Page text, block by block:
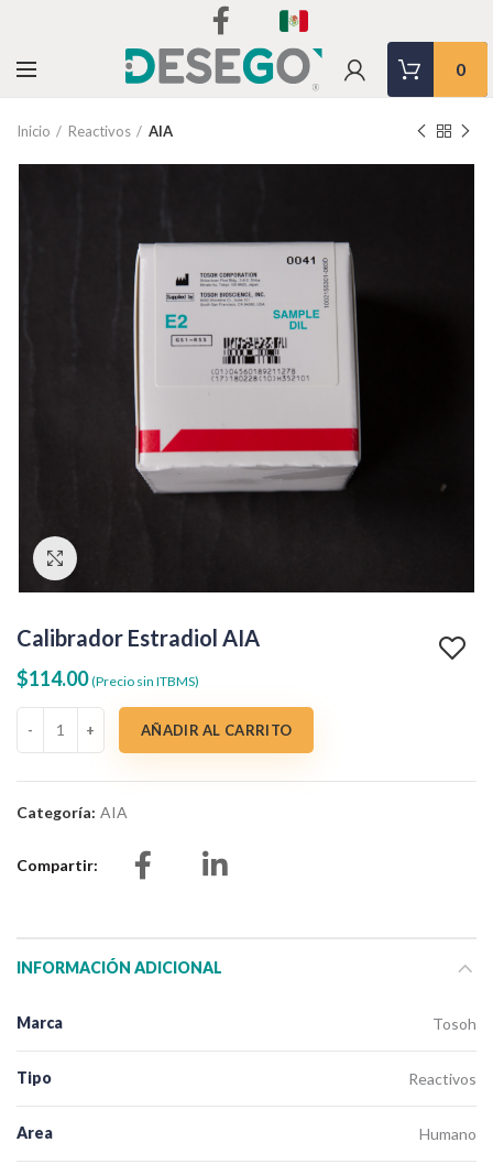
0
Inicio Reactivos AIA
Calibrador Estradiol AIA
$114.00 (Precio sin ITBMS)
Calibrador Estradiol AIA cantidad
AÑADIR AL CARRITO
Categoría: AIA
Compartir
INFORMACIÓN ADICIONAL
Marca Tosoh
Tipo Reactivos
Area Humano